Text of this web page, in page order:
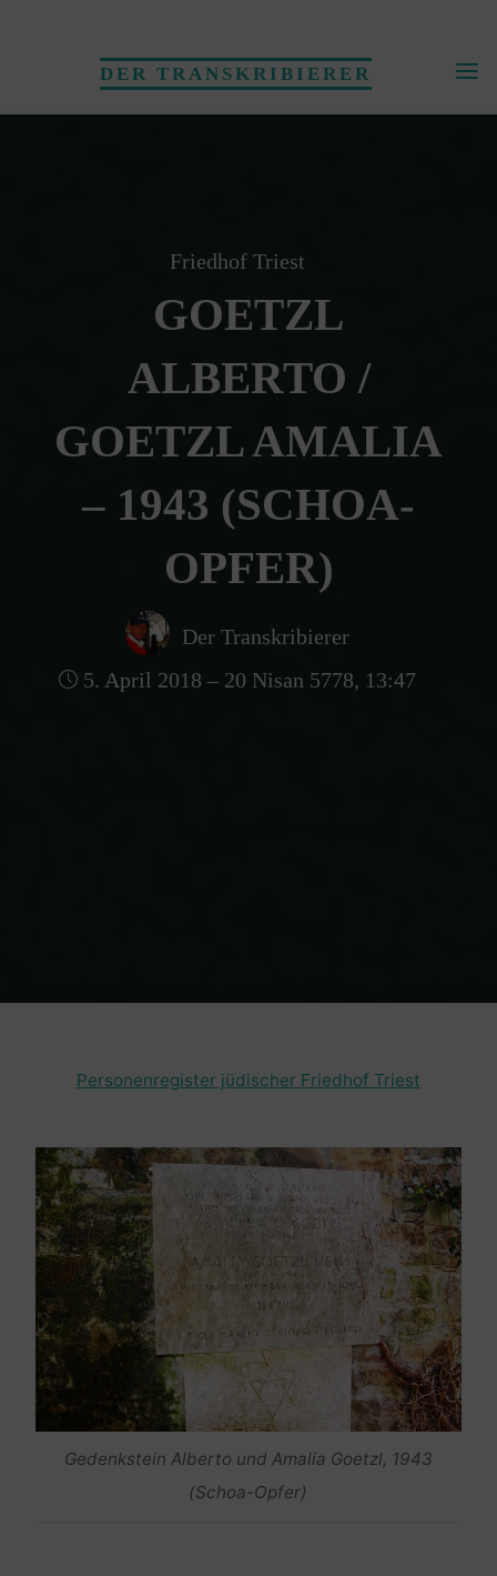
DER TRANSKRIBIERER
Friedhof Triest
GOETZL
ALBERTO /
GOETZL AMALIA
– 1943 (SCHOA-
OPFER)
Der Transkribierer
5. April 2018 – 20 Nisan 5778, 13:47
Personenregister jüdischer Friedhof Triest
Gedenkstein Alberto und Amalia Goetzl, 1943
(Schoa-Opfer)